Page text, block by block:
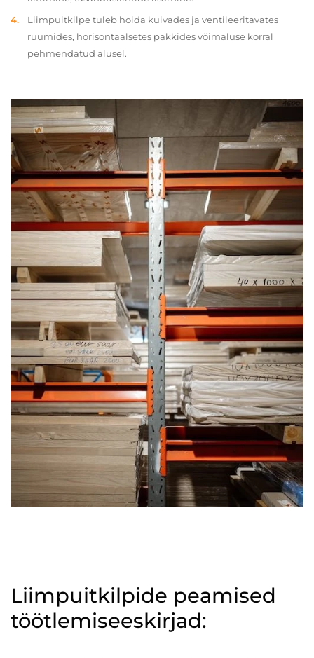
Liimpuitkilpe tuleb hoida kuivades ja ventileeritavates
ruumides, horisontaalsetes pakkides võimaluse korral
pehmendatud alusel.
Liimpuitkilpide peamised
töötlemiseeskirjad: